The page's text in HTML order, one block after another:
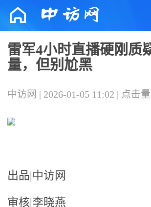
雷军4小时直播硬刚质
量，但别尬黑
中访网 | 2026-01-05 11:02 | 点击
出品|中访网
审核|李晓燕